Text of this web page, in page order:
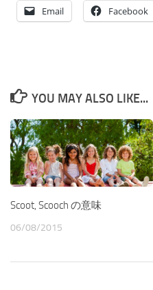
Email Facebook
YOU MAY ALSO LIKE...
Scoot, Scooch の意味
06/08/2015